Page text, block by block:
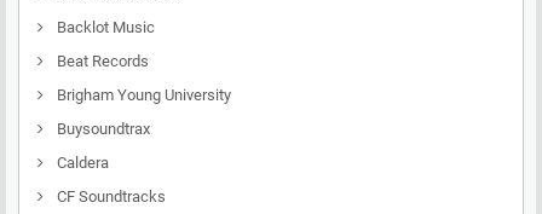
Backlot Music
Beat Records
Brigham Young University
Buysoundtrax
Caldera
CF Soundtracks